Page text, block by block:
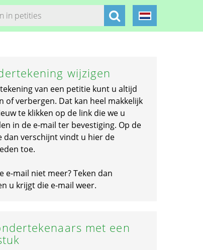
wijzigen
van een petitie kunt u altijd
of verbergen. Dat kan heel makkelijk
te klikken op de link die we u
in de e-mail ter bevestiging. Op de
dan verschijnt vindt u hier de
toe.
e-mail niet meer? Teken dan
u krijgt die e-mail weer.
met een